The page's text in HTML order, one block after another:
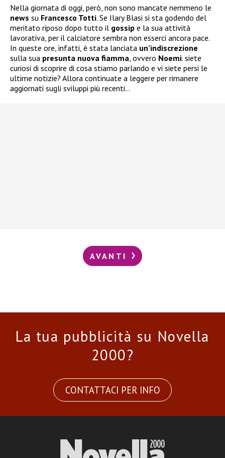
Nella giornata di oggi, però, non sono mancate nemmeno le
news su Francesco Totti. Se Ilary Blasi si sta godendo del
meritato riposo dopo tutto il gossip e la sua attività
lavorativa, per il calciatore sembra non esserci ancora pace.
In queste ore, infatti, è stata lanciata un’indiscrezione
sulla sua presunta nuova fiamma, ovvero Noemi. siete
curiosi di scoprire di cosa stiamo parlando e vi siete persi le
ultime notizie? Allora continuate a leggere per rimanere
aggiornati sugli sviluppi più recenti…
AVANTI
La tua pubblicità su Novella
2000?
CONTATTACI PER INFO